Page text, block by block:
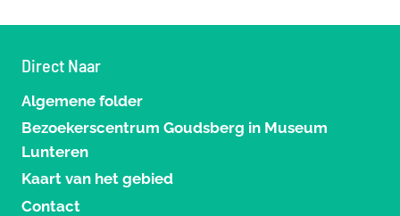
Direct Naar
Algemene folder
Bezoekerscentrum Goudsberg in Museum
Lunteren
Kaart van het gebied
Contact